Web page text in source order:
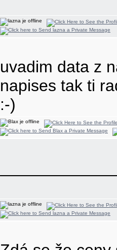
uvadim data z
napises tak ti
:-)